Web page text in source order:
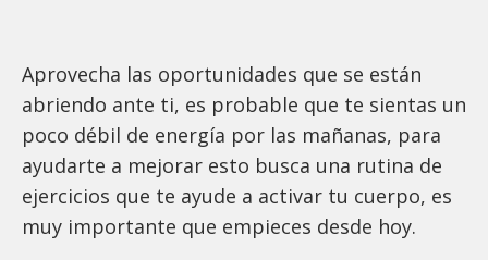
Aprovecha las oportunidades que se están
abriendo ante ti, es probable que te sientas un
poco débil de energía por las mañanas, para
ayudarte a mejorar esto busca una rutina de
ejercicios que te ayude a activar tu cuerpo, es
muy importante que empieces desde hoy.